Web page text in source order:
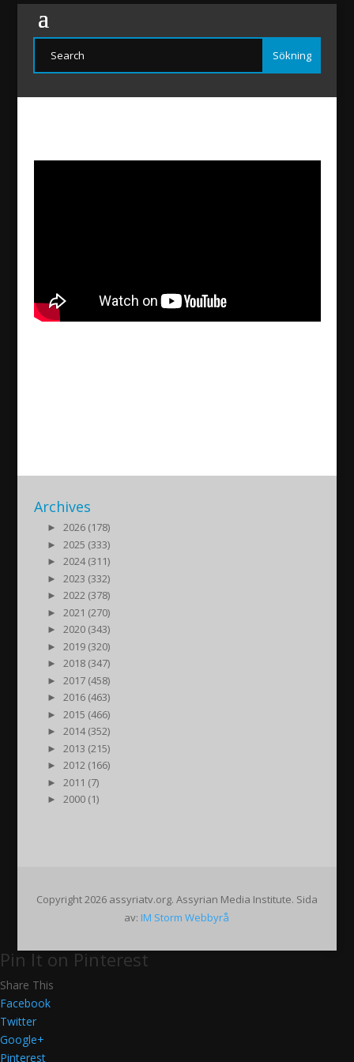
Archives
►
2026 (178)
►
2025 (333)
►
2024 (311)
►
2023 (332)
►
2022 (378)
►
2021 (270)
►
2020 (343)
►
2019 (320)
►
2018 (347)
►
2017 (458)
►
2016 (463)
►
2015 (466)
►
2014 (352)
►
2013 (215)
►
2012 (166)
►
2011 (7)
►
2000 (1)
Copyright 2026 assyriatv.org. Assyrian Media Institute. Sida
av: IM Storm Webbyrå
Pin It on Pinterest
Share This
Facebook
Twitter
Google+
Pinterest